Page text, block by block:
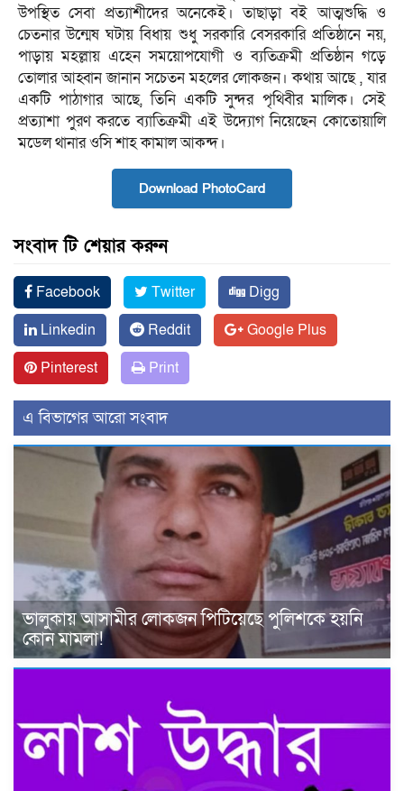
উপস্থিত সেবা প্রত‍্যাশীদের অনেকেই। তাছাড়া বই আত্মশুদ্ধি ও
চেতনার উন্মেষ ঘটায় বিধায় শুধু সরকারি বেসরকারি প্রতিষ্ঠানে নয়,
পাড়ায় মহল্লায় এহেন সময়োপযোগী ও ব্যতিক্রমী প্রতিষ্ঠান গড়ে
তোলার আহ্বান জানান সচেতন মহলের লোকজন। কথায় আছে , যার
একটি পাঠাগার আছে, তিনি একটি সুন্দর পৃথিবীর মালিক। সেই
প্রত্যাশা পুরণ করতে ব্যাতিক্রমী এই উদ্যোগ নিয়েছেন কোতোয়ালি
মডেল থানার ওসি শাহ কামাল আকন্দ।
Download PhotoCard
সংবাদ টি শেয়ার করুন
Facebook Twitter
Digg
Linkedin
Reddit
Google Plus
Pinterest
Print
এ বিভাগের আরো সংবাদ
ভালুকায় আসামীর লোকজন পিটিয়েছে পুলিশকে হয়নি
কোন মামলা!